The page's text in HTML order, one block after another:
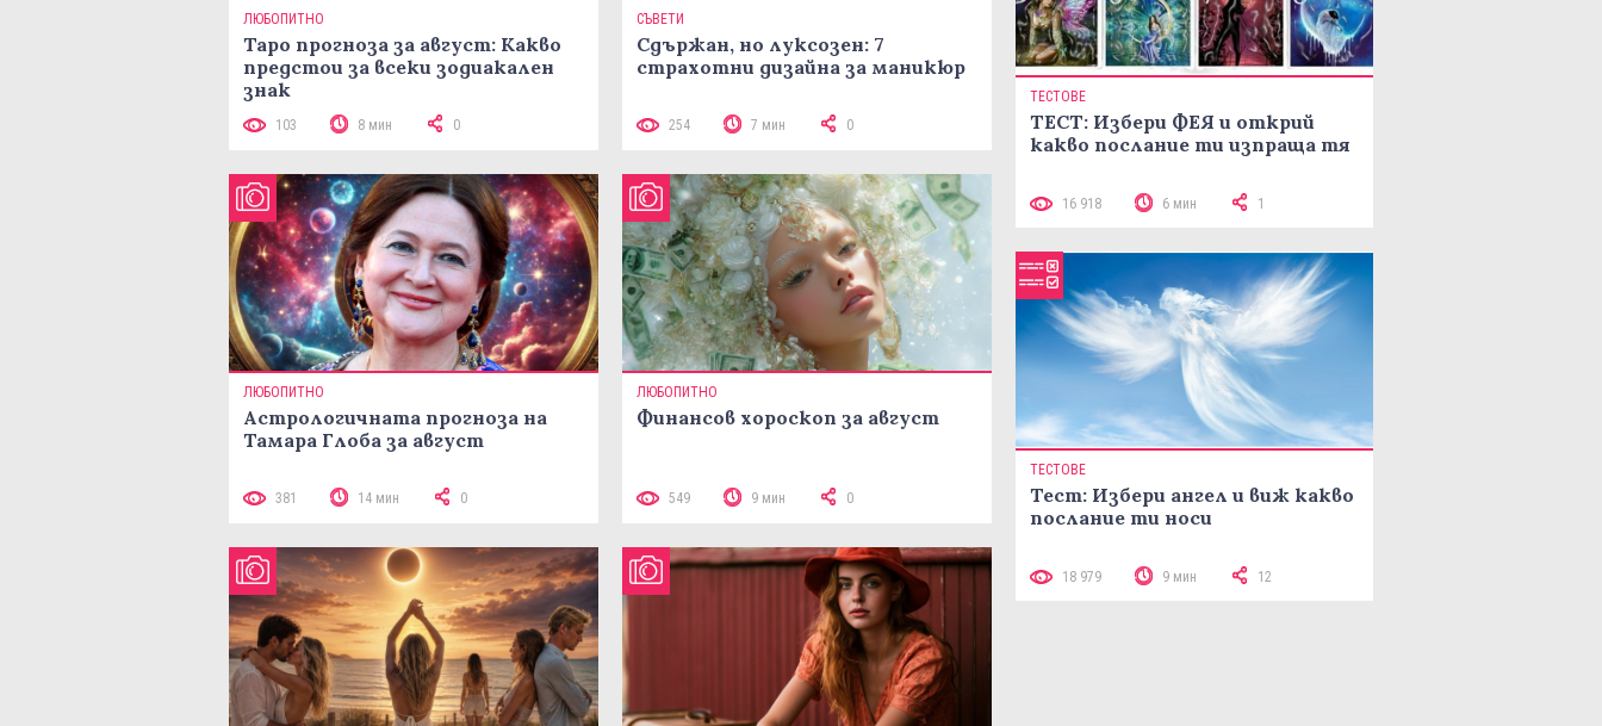
ЛЮБОПИТНО
Таро прогноза за август: Какво
предстои за всеки зодиакален
знак
103 8 мин 0
СЪВЕТИ
Сдържан, но луксозен: 7
страхотни дизайна за маникюр
254 7 мин 0
ЛЮБОПИТНО
Астрологичната прогноза на
Тамара Глоба за август
381 14 мин 0
ЛЮБОПИТНО
Финансов хороскоп за август
549 9 мин 0
ТЕСТОВЕ
ТЕСТ: Избери ФЕЯ и открий
какво послание ти изпраща тя
16 918 6 мин 1
ТЕСТОВЕ
Тест: Избери ангел и виж какво
послание ти носи
18 979 9 мин 12